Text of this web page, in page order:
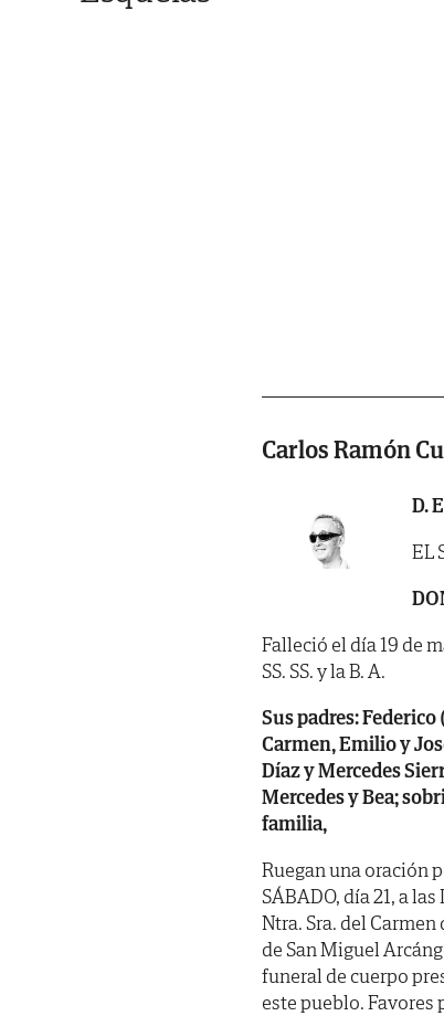
Carlos Ramón
D.
EL
Falleció el día 19 de
SS. SS. y la B. A.
Sus padres:
Carmen, Emilio y
Díaz y Mercedes
Mercedes y Bea;
familia,
Ruegan una oración
SÁBADO, día 21, a
Ntra. Sra. del
de San Miguel
funeral de cuerpo
este pueblo. Favores